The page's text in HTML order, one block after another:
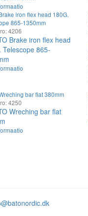
iron flex head 180G.
865-1350mm
4206
bar flat 380mm
4250